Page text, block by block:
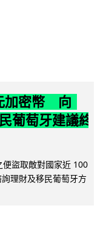
加密幣 向
葡萄牙建議終
盜取敵對國家近 100
理財及移民葡萄牙方